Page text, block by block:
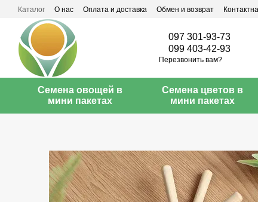
Перейти к основному контенту
Каталог О нас Оплата и доставка Обмен и возврат
097 301-93-73
099 403-42-93
Перезвонить вам?
Семена овощей в
мини пакетах
Семена цветов в
мини пакетах